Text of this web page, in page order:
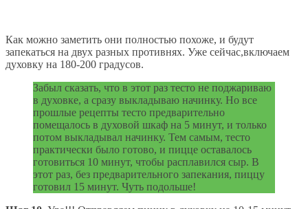
Как можно заметить они полностью похоже, и будут
запекаться на двух разных противнях. Уже сейчас,включаем
духовку на 180-200 градусов.
Забыл сказать, что в этот раз тесто не поджариваю
в духовке, а сразу выкладываю начинку. Но все
прошлые рецепты тесто предварительно
помещалось в духовой шкаф на 5 минут, и только
потом выкладывал начинку. Тем самым, тесто
практически было готово, и пицце оставалось
готовиться 10 минут, чтобы расплавился сыр. В
этот раз, без предварительного запекания, пиццу
готовил 15 минут. Чуть подольше!